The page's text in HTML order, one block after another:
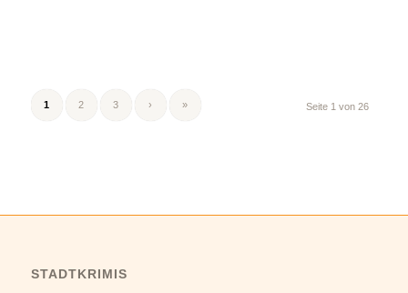
Seite 1 von 26
1 2 3 › »
STADTKRIMIS